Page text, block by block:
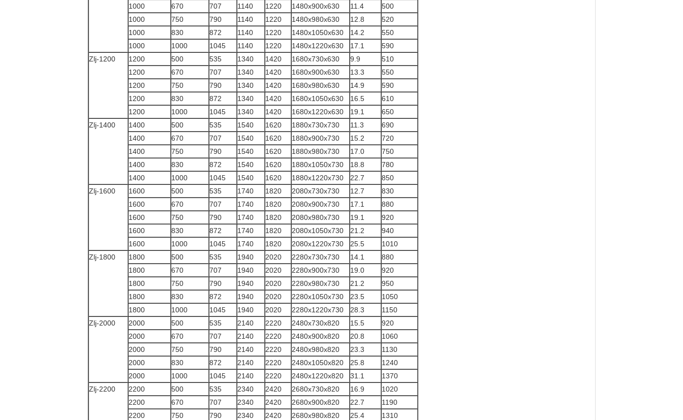
1000
670 707 1140 1220 1480x900x630 11.4
500
1000
750 790 1140 1220 1480x980x630 12.8
520
1000
830 872 1140 1220 1480x1050x630 14.2
550
1000
1000 1045 1140 1220 1480x1220x630 17.1
590
Zlj-1200
1200 500 535 1340 1420 1680x730x630 9.9
510
1200
670 707 1340 1420 1680x900x630 13.3
550
1200
750 790 1340 1420 1680x980x630 14.9
590
1200
830 872 1340 1420 1680x1050x630 16.5
610
1200
1000 1045 1340 1420 1680x1220x630 19.1
650
Zlj-1400
1400 500 535 1540 1620 1880x730x730 11.3
690
1400
670 707 1540 1620 1880x900x730 15.2
720
1400
750 790 1540 1620 1880x980x730 17.0
750
1400
830 872 1540 1620 1880x1050x730 18.8
780
1400
1000 1045 1540 1620 1880x1220x730 22.7
850
Zlj-1600
1600 500 535 1740 1820 2080x730x730 12.7
830
1600
670 707 1740 1820 2080x900x730 17.1
880
1600
750 790 1740 1820 2080x980x730 19.1
920
1600
830 872 1740 1820 2080x1050x730 21.2
940
1600
1000 1045 1740 1820 2080x1220x730 25.5
1010
Zlj-1800
1800 500 535 1940 2020 2280x730x730 14.1
880
1800
670 707 1940 2020 2280x900x730 19.0
920
1800
750 790 1940 2020 2280x980x730 21.2
950
1800
830 872 1940 2020 2280x1050x730 23.5
1050
1800
1000 1045 1940 2020 2280x1220x730 28.3
1150
Zlj-2000
2000 500 535 2140 2220 2480x730x820 15.5
920
2000
670 707 2140 2220 2480x900x820 20.8
1060
2000
750 790 2140 2220 2480x980x820 23.3
1130
2000
830 872 2140 2220 2480x1050x820 25.8
1240
2000
1000 1045 2140 2220 2480x1220x820 31.1
1370
Zlj-2200
2200 500 535 2340 2420 2680x730x820 16.9
1020
2200
670 707 2340 2420 2680x900x820 22.7
1190
2200
750 790 2340 2420 2680x980x820 25.4
1310